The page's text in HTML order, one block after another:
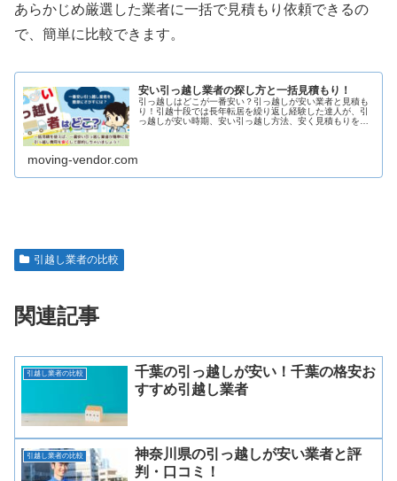
あらかじめ厳選した業者に一括で見積もり依頼できるの
で、簡単に比較できます。
安い引っ越し業者の探し方と一括見積もり！
引っ越しはどこが一番安い？引っ越しが安い業者と見積も
り！引越十段では長年転居を繰り返し経験した達人が、引
っ越しが安い時期、安い引っ越し方法、安く見積もりを取
moving-vendor.com
引越し業者の比較
関連記事
引越し業者の比較
千葉の引っ越しが安い！千葉の格安お
すすめ引越し業者
引越し業者の比較
神奈川県の引っ越しが安い業者と評
判・口コミ！